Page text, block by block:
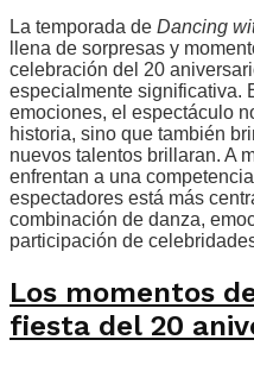
La temporada de Dancing
llena de sorpresas y
celebración del 20
especialmente significativa.
emociones, el espectáculo
historia, sino que también
nuevos talentos brillaran. A
enfrentan a una
espectadores está más
combinación de danza,
participación de
Los momentos
fiesta del 20